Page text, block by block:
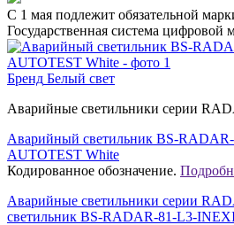
C 1 мая подлежит обязательной
Государственная система цифровой
Бренд Белый свет
Аварийные светильники серии
Аварийный светильник BS-
AUTOTEST White
Кодированное обозначение.
Аварийные светильники серии
светильник BS-RADAR-81-L3-